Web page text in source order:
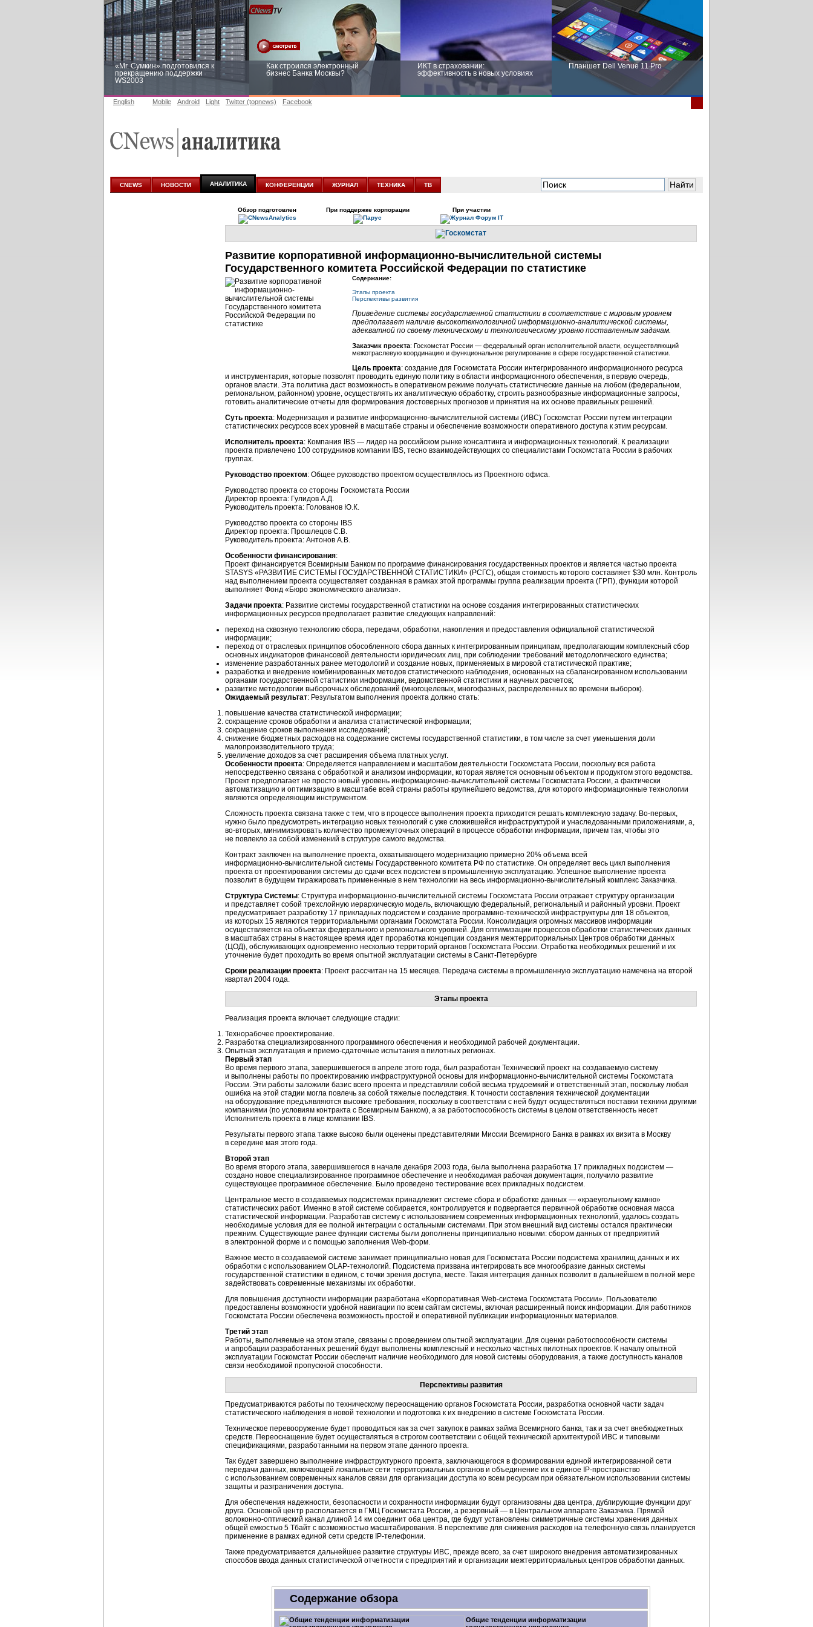
«Mr. Сумкин» подготовился к
прекращению поддержки
WS2003
Как строился электронный
бизнес Банка Москвы?
ИКТ в страховании:
эффективность в новых условиях
Планшет Dell Venue 11 Pro
аналитике
новых условиях
English Mobile Android Light Twitter (topnews) Facebook
CNEWS НОВОСТИ АНАЛИТИКА КОНФЕРЕНЦИИ ЖУРНАЛ ТЕХНИКА ТВ
Обзор подготовлен При поддержке корпорации При участии
Развитие корпоративной информационно-вычислительной системы
Государственного комитета Российской Федерации по статистике
Содержание:
Этапы проекта
Перспективы развития
Приведение системы государственной статистики в соответствие с мировым уровнем
предполагает наличие высокотехнологичной информационно-аналитической системы,
адекватной по своему техническому и технологическому уровню поставленным задачам.
Заказчик проекта: Госкомстат России — федеральный орган исполнительной власти, осуществляющий
межотраслевую координацию и функциональное регулирование в сфере государственной статистики.
Цель проекта: создание для Госкомстата России интегрированного информационного ресурса
и инструментария, которые позволят проводить единую политику в области информационного обеспечения, в первую очередь,
органов власти. Эта политика даст возможность в оперативном режиме получать статистические данные на любом (федеральном,
региональном, районном) уровне, осуществлять их аналитическую обработку, строить разнообразные информационные запросы,
готовить аналитические отчеты для формирования достоверных прогнозов и принятия на их основе правильных решений.
Суть проекта: Модернизация и развитие информационно-вычислительной системы (ИВС) Госкомстат России путем интеграции
статистических ресурсов всех уровней в масштабе страны и обеспечение возможности оперативного доступа к этим ресурсам.
Исполнитель проекта: Компания IBS — лидер на российском рынке консалтинга и информационных технологий. К реализации
проекта привлечено 100 сотрудников компании IBS, тесно взаимодействующих со специалистами Госкомстата России в рабочих
группах.
Руководство проектом: Общее руководство проектом осуществлялось из Проектного офиса.
Руководство проекта со стороны Госкомстата России
Директор проекта: Гулидов А.Д.
Руководитель проекта: Голованов Ю.К.
Руководство проекта со стороны IBS
Директор проекта: Прошлецов С.В.
Руководитель проекта: Антонов А.В.
Особенности финансирования:
Проект финансируется Всемирным Банком по программе финансирования государственных проектов и является частью проекта
STASYS «РАЗВИТИЕ СИСТЕМЫ ГОСУДАРСТВЕННОЙ СТАТИСТИКИ» (РСГС), общая стоимость которого составляет $30 млн. Контроль
над выполнением проекта осуществляет созданная в рамках этой программы группа реализации проекта (ГРП), функции которой
выполняет Фонд «Бюро экономического анализа».
Задачи проекта: Развитие системы государственной статистики на основе создания интегрированных статистических
информационных ресурсов предполагает развитие следующих направлений:
переход на сквозную технологию сбора, передачи, обработки, накопления и предоставления официальной статистической
информации;
переход от отраслевых принципов обособленного сбора данных к интегрированным принципам, предполагающим комплексный сбор
основных индикаторов финансовой деятельности юридических лиц, при соблюдении требований методологического единства;
изменение разработанных ранее методологий и создание новых, применяемых в мировой статистической практике;
разработка и внедрение комбинированных методов статистического наблюдения, основанных на сбалансированном использовании
органами государственной статистики информации, ведомственной статистики и научных расчетов;
развитие методологии выборочных обследований (многоцелевых, многофазных, распределенных во времени выборок).
Ожидаемый результат: Результатом выполнения проекта должно стать:
повышение качества статистической информации;
сокращение сроков обработки и анализа статистической информации;
сокращение сроков выполнения исследований;
снижение бюджетных расходов на содержание системы государственной статистики, в том числе за счет уменьшения доли
малопроизводительного труда;
увеличение доходов за счет расширения объема платных услуг.
Особенности проекта: Определяется направлением и масштабом деятельности Госкомстата России, поскольку вся работа
непосредственно связана с обработкой и анализом информации, которая является основным объектом и продуктом этого ведомства.
Проект предполагает не просто новый уровень информационно-вычислительной системы Госкомстата России, а фактически
автоматизацию и оптимизацию в масштабе всей страны работы крупнейшего ведомства, для которого информационные технологии
являются определяющим инструментом.
Сложность проекта связана также с тем, что в процессе выполнения проекта приходится решать комплексную задачу. Во-первых,
нужно было предусмотреть интеграцию новых технологий с уже сложившейся инфраструктурой и унаследованными приложениями, а,
во-вторых, минимизировать количество промежуточных операций в процессе обработки информации, причем так, чтобы это
не повлекло за собой изменений в структуре самого ведомства.
Контракт заключен на выполнение проекта, охватывающего модернизацию примерно 20% объема всей
информационно-вычислительной системы Государственного комитета РФ по статистике. Он определяет весь цикл выполнения
проекта от проектирования системы до сдачи всех подсистем в промышленную эксплуатацию. Успешное выполнение проекта
позволит в будущем тиражировать примененные в нем технологии на весь информационно-вычислительный комплекс Заказчика.
Структура Системы: Структура информационно-вычислительной системы Госкомстата России отражает структуру организации
и представляет собой трехслойную иерархическую модель, включающую федеральный, региональный и районный уровни. Проект
предусматривает разработку 17 прикладных подсистем и создание программно-технической инфраструктуры для 18 объектов,
из которых 15 являются территориальными органами Госкомстата России. Консолидация огромных массивов информации
осуществляется на объектах федерального и регионального уровней. Для оптимизации процессов обработки статистических данных
в масштабах страны в настоящее время идет проработка концепции создания межтерриториальных Центров обработки данных
(ЦОД), обслуживающих одновременно несколько территорий органов Госкомстата России. Отработка необходимых решений и их
уточнение будет проходить во время опытной эксплуатации системы в Санкт-Петербурге
Сроки реализации проекта: Проект рассчитан на 15 месяцев. Передача системы в промышленную эксплуатацию намечена на второй
квартал 2004 года.
Этапы проекта
Реализация проекта включает следующие стадии:
Технорабочее проектирование.
Разработка специализированного программного обеспечения и необходимой рабочей документации.
Опытная эксплуатация и приемо-сдаточные испытания в пилотных регионах.
Первый этап
Во время первого этапа, завершившегося в апреле этого года, был разработан Технический проект на создаваемую систему
и выполнены работы по проектированию инфраструктурной основы для информационно-вычислительной системы Госкомстата
России. Эти работы заложили базис всего проекта и представляли собой весьма трудоемкий и ответственный этап, поскольку любая
ошибка на этой стадии могла повлечь за собой тяжелые последствия. К точности составления технической документации
на оборудование предъявляются высокие требования, поскольку в соответствии с ней будут осуществляться поставки техники другими
компаниями (по условиям контракта с Всемирным Банком), а за работоспособность системы в целом ответственность несет
Исполнитель проекта в лице компании IBS.
Результаты первого этапа также высоко были оценены представителями Миссии Всемирного Банка в рамках их визита в Москву
в середине мая этого года.
Второй этап
Во время второго этапа, завершившегося в начале декабря 2003 года, была выполнена разработка 17 прикладных подсистем —
создано новое специализированное программное обеспечение и необходимая рабочая документация, получило развитие
существующее программное обеспечение. Было проведено тестирование всех прикладных подсистем.
Центральное место в создаваемых подсистемах принадлежит системе сбора и обработке данных — «краеугольному камню»
статистических работ. Именно в этой системе собирается, контролируется и подвергается первичной обработке основная масса
статистической информации. Разработав систему с использованием современных информационных технологий, удалось создать
необходимые условия для ее полной интеграции с остальными системами. При этом внешний вид системы остался практически
прежним. Существующие ранее функции системы были дополнены принципиально новыми: сбором данных от предприятий
в электронной форме и с помощью заполнения Web-форм.
Важное место в создаваемой системе занимает принципиально новая для Госкомстата России подсистема хранилищ данных и их
обработки с использованием OLAP-технологий. Подсистема призвана интегрировать все многообразие данных системы
государственной статистики в едином, с точки зрения доступа, месте. Такая интеграция данных позволит в дальнейшем в полной мере
задействовать современные механизмы их обработки.
Для повышения доступности информации разработана «Корпоративная Web-система Госкомстата России». Пользователю
предоставлены возможности удобной навигации по всем сайтам системы, включая расширенный поиск информации. Для работников
Госкомстата России обеспечена возможность простой и оперативной публикации информационных материалов.
Третий этап
Работы, выполняемые на этом этапе, связаны с проведением опытной эксплуатации. Для оценки работоспособности системы
и апробации разработанных решений будут выполнены комплексный и несколько частных пилотных проектов. К началу опытной
эксплуатации Госкомстат России обеспечит наличие необходимого для новой системы оборудования, а также доступность каналов
связи необходимой пропускной способности.
Перспективы развития
Предусматриваются работы по техническому переоснащению органов Госкомстата России, разработка основной части задач
статистического наблюдения в новой технологии и подготовка к их внедрению в системе Госкомстата России.
Техническое перевооружение будет проводиться как за счет закупок в рамках займа Всемирного банка, так и за счет внебюджетных
средств. Переоснащение будет осуществляться в строгом соответствии с общей технической архитектурой ИВС и типовыми
спецификациями, разработанными на первом этапе данного проекта.
Так будет завершено выполнение инфраструктурного проекта, заключающегося в формировании единой интегрированной сети
передачи данных, включающей локальные сети территориальных органов и объединение их в единое
IP-пространство
с использованием современных каналов связи для организации доступа ко всем ресурсам при обязательном использовании системы
защиты и разграничения доступа.
Для обеспечения надежности, безопасности и сохранности информации будут организованы два центра, дублирующие функции друг
друга. Основной центр располагается в ГМЦ Госкомстата России, а резервный — в Центральном аппарате Заказчика. Прямой
волоконно-оптический канал длиной 14 км соединит оба центра, где будут установлены симметричные системы хранения данных
общей емкостью 5 Тбайт с возможностью масштабирования. В перспективе для снижения расходов на телефонную связь планируется
применение в рамках единой сети средств IP-телефонии.
Также предусматривается дальнейшее развитие структуры ИВС, прежде всего, за счет широкого внедрения автоматизированных
способов ввода данных статистической отчетности с предприятий и организации межтерриториальных центров обработки данных.
Содержание обзора
Общие тенденции информатизации